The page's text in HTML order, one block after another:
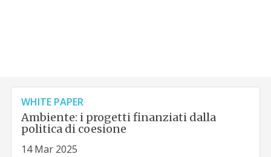
WHITE PAPER
Ambiente: i progetti finanziati dalla
politica di coesione
14 Mar 2025